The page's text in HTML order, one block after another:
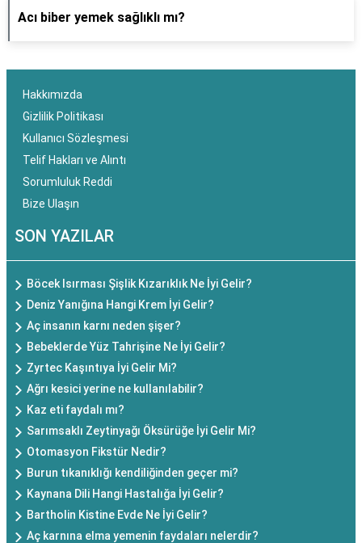
Acı biber yemek sağlıklı mı?
Hakkımızda
Gizlilik Politikası
Kullanıcı Sözleşmesi
Telif Hakları ve Alıntı
Sorumluluk Reddi
Bize Ulaşın
SON YAZILAR
Böcek Isırması Şişlik Kızarıklık Ne İyi Gelir?
Deniz Yanığına Hangi Krem İyi Gelir?
Aç insanın karnı neden şişer?
Bebeklerde Yüz Tahrişine Ne İyi Gelir?
Zyrtec Kaşıntıya İyi Gelir Mi?
Ağrı kesici yerine ne kullanılabilir?
Kaz eti faydalı mı?
Sarımsaklı Zeytinyağı Öksürüğe İyi Gelir Mi?
Otomasyon Fikstür Nedir?
Burun tıkanıklığı kendiliğinden geçer mi?
Kaynana Dili Hangi Hastalığa İyi Gelir?
Bartholin Kistine Evde Ne İyi Gelir?
Aç karnına elma yemenin faydaları nelerdir?